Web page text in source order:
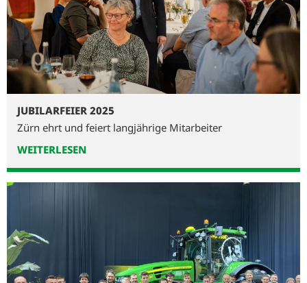
JUBILARFEIER 2025
Zürn ehrt und feiert langjährige Mitarbeiter
WEITERLESEN